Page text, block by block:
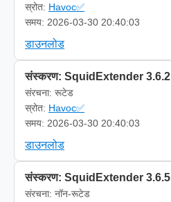
स्रोत: Havoc✅
समय: 2026-03-30 20:40:03
डाउनलोड
संस्करण: SquidExtender 3.6.2
संरचना: रूटेड
स्रोत: Havoc✅
समय: 2026-03-30 20:40:03
डाउनलोड
संस्करण: SquidExtender 3.6.5
संरचना: नॉन-रूटेड